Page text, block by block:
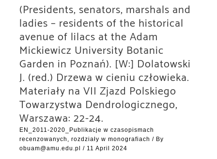
(Presidents, senators, marshals and
ladies – residents of the historical
avenue of lilacs at the Adam
Mickiewicz University Botanic
Garden in Poznań). [W:] Dolatowski
J. (red.) Drzewa w cieniu człowieka.
Materiały na VII Zjazd Polskiego
Towarzystwa Dendrologicznego,
Warszawa: 22-24.
EN_2011-2020_Publikacje w czasopismach
recenzowanych, rozdziały w monografiach / By
obuam@amu.edu.pl
/ 11 April 2024